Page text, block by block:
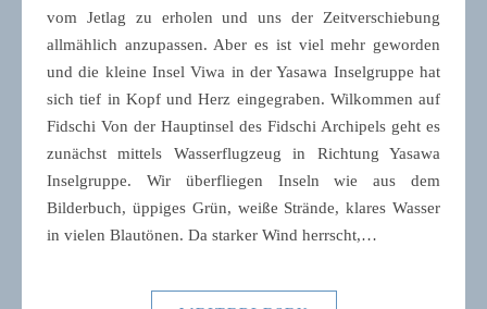
vom Jetlag zu erholen und uns der Zeitverschiebung
allmählich anzupassen. Aber es ist viel mehr geworden
und die kleine Insel Viwa in der Yasawa Inselgruppe hat
sich tief in Kopf und Herz eingegraben. Wilkommen auf
Fidschi Von der Hauptinsel des Fidschi Archipels geht es
zunächst mittels Wasserflugzeug in Richtung Yasawa
Inselgruppe. Wir überfliegen Inseln wie aus dem
Bilderbuch, üppiges Grün, weiße Strände, klares Wasser
in vielen Blautönen. Da starker Wind herrscht,…